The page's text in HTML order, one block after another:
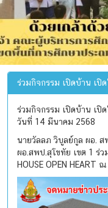
ร่วมกิจกรรม เปิดบ้าน เปิ
ร่วมกิจกรรม เปิดบ้าน เปิ
วันที่ 14 มีนาคม 2568
นายวัลลภ วิบูลย์กูล ผอ. ส
ผอ.สพป.สุโขทัย เขต 1 ร่ว
HOUSE OPEN